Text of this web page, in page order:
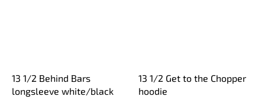
13 1/2 Behind Bars
longsleeve white/black
13 1/2 Get to the Chopper
hoodie